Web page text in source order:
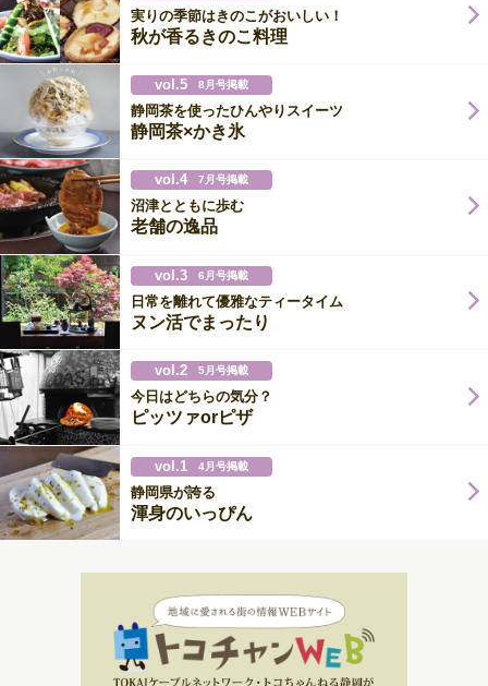
実りの季節はきのこがおいしい！
秋が香るきのこ料理
vol.5 8月号掲載
静岡茶を使ったひんやりスイーツ
静岡茶×かき氷
vol.4 7月号掲載
沼津とともに歩む
老舗の逸品
vol.3 6月号掲載
日常を離れて優雅なティータイム
ヌン活でまったり
vol.2 5月号掲載
今日はどちらの気分？
ピッツァorピザ
vol.1 4月号掲載
静岡県が誇る
渾身のいっぴん